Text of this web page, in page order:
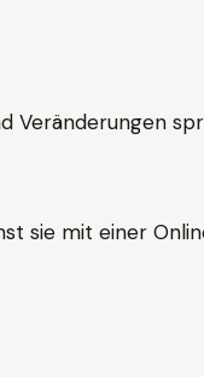
Veränderungen
sie mit einer